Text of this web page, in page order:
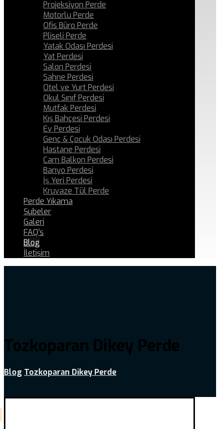
Projeksiyon Perde
Motorlu Perde
Ofis Büro Perde
Pliseli Perde
Yatak Odası Perdesi
Yat Perdesi
Salon Perdesi
Sahne Perdesi
Otel ve Yurt Perdesi
Okul Sınıf Perdesi
Mutfak Perdesi
Kış Bahçesi Perdesi
Ev Perdesi
Genç & Çocuk Odası Perdesi
Hastane Perdesi
Cam Balkon Perdesi
Banyo Perdesi
İş Yeri Perdesi
Kruvaze Tül Perde
Perde Yıkama
Şubeler
Galeri
FAQ’s
Blog
İletişim
Tozkoparan Dikey Perde
Blog Tozkoparan Dikey Perde